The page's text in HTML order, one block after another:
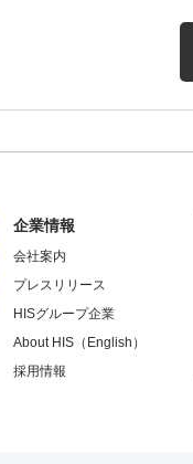
企業情報
会社案内
プレスリリース
HISグループ企業
About HIS（English）
採用情報